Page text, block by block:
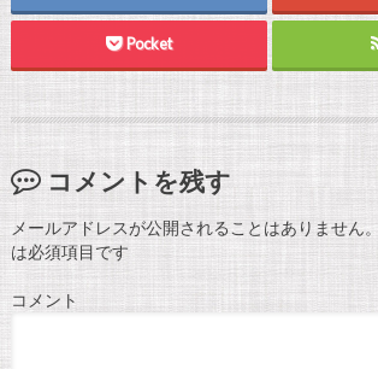
Pocket
コメントを残す
メールアドレスが公開されることはありません。
は必須項目です
コメント